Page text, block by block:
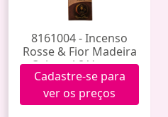
8161004 - Incenso
Rosse & Fior Madeira
Oriental 8 Varetas
Cadastre-se para
ver os preços